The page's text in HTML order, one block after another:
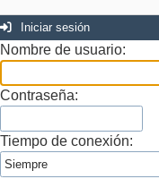
Iniciar sesión
Nombre de usuario:
Contraseña:
Tiempo de conexión: